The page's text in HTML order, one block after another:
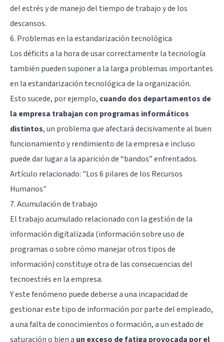
del estrés y de manejo del tiempo de trabajo y de los
descansos.
6. Problemas en la estandarización tecnológica
Los déficits a la hora de usar correctamente la tecnología
también pueden suponer a la larga problemas importantes
en la estandarización tecnológica de la organización.
Esto sucede, por ejemplo, cuando dos departamentos de
la empresa trabajan con programas informáticos
distintos, un problema que afectará decisivamente al buen
funcionamiento y rendimiento de la empresa e incluso
puede dar lugar a la aparición de “bandos” enfrentados.
Artículo relacionado: "Los 6 pilares de los Recursos
Humanos"
7. Acumulación de trabajo
El trabajo acumulado relacionado con la gestión de la
información digitalizada (información sobre uso de
programas o sobre cómo manejar otros tipos de
información) constituye otra de las consecuencias del
tecnoestrés en la empresa.
Y este fenómeno puede deberse a una incapacidad de
gestionar este tipo de información por parte del empleado,
a una falta de conocimientos o formación, a un estado de
saturación o bien a un exceso de fatiga provocada por el